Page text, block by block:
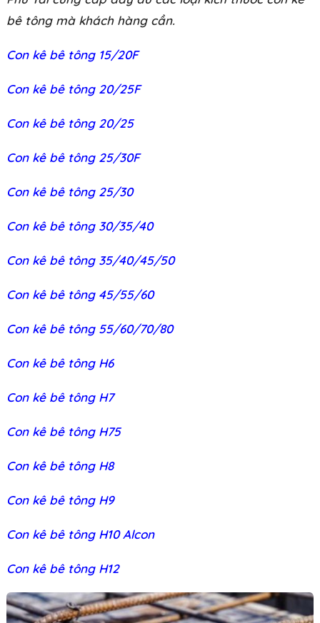
bê tông mà khách hàng cần.
Con kê bê tông 15/20F
Con kê bê tông 20/25F
Con kê bê tông 20/25
Con kê bê tông 25/30F
Con kê bê tông 25/30
Con kê bê tông 30/35/40
Con kê bê tông 35/40/45/50
Con kê bê tông 45/55/60
Con kê bê tông 55/60/70/80
Con kê bê tông H6
Con kê bê tông H7
Con kê bê tông H75
Con kê bê tông H8
Con kê bê tông H9
Con kê bê tông H10 Alcon
Con kê bê tông H12